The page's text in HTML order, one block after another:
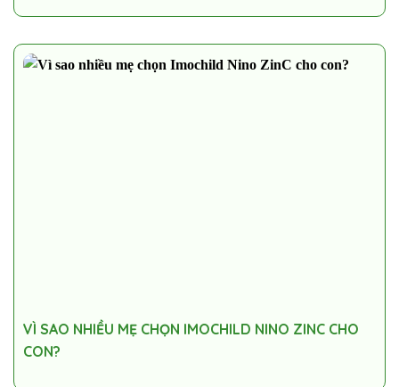
VÌ SAO NHIỀU MẸ CHỌN IMOCHILD NINO ZINC CHO
CON?